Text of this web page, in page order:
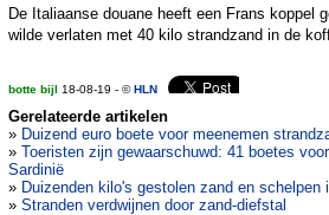
De Italiaanse douane heeft een Frans koppel
wilde verlaten met 40 kilo strandzand in de
botte bijl 18-08-19 - ©HLN
Gerelateerde artikelen
» Duizend euro boete voor meenemen
» Toeristen zijn gewaarschuwd: 41 boetes
Sardinië
» Duizenden kilo's gestolen zand en schelpen
» Stranden verdwijnen door zand-diefstal